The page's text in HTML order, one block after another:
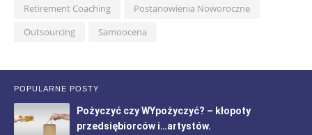
Retirement Coaching
Postanowienia Noworoczne
Outsourcing
Samoocena
POPULARNE POSTY
Pożyczyć czy WYpożyczyć? – kłopoty
przedsiębiorców i…artystów.